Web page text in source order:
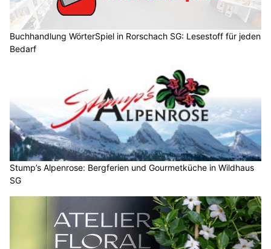
Buchhandlung WörterSpiel in Rorschach SG: Lesestoff für jeden
Bedarf
Stump’s Alpenrose: Bergferien und Gourmetküche in Wildhaus
SG